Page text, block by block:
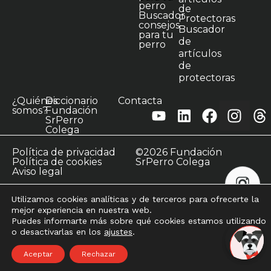
perro
Buscador
consejos
para tu
perro
de
Protectoras
Buscador
de
artículos
de
protectoras
¿Quiénes
somos?
Diccionario
Fundación
SrPerro
Colega
Contacta
Política de privacidad
Política de cookies
Aviso legal
©2026 Fundación
SrPerro Colega
Utilizamos cookies analíticas y de terceros para ofrecerte la
mejor experiencia en nuestra web.
Puedes informarte más sobre qué cookies estamos utilizando
o desactivarlas en los ajustes.
Aceptar Rechazar